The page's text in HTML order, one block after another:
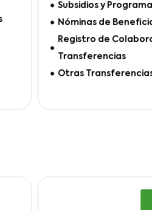
Subsidios y
Nóminas de
Registro de
Transferencias
Otras